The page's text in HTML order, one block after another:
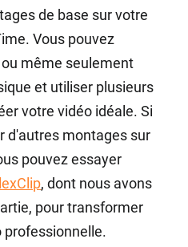
de base sur votre
Vous pouvez
même seulement
et utiliser plusieurs
votre vidéo idéale. Si
d'autres montages sur
pouvez essayer
, dont nous avons
pour transformer
professionnelle.